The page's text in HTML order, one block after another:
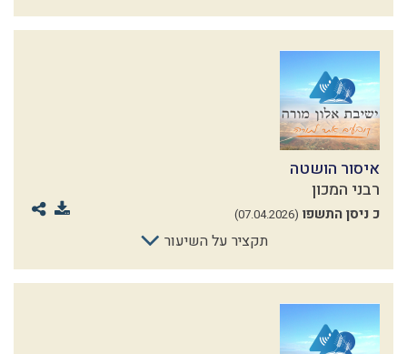
איסור הושטה
רבני המכון
כ ניסן התשפו (07.04.2026)
תקציר על השיעור